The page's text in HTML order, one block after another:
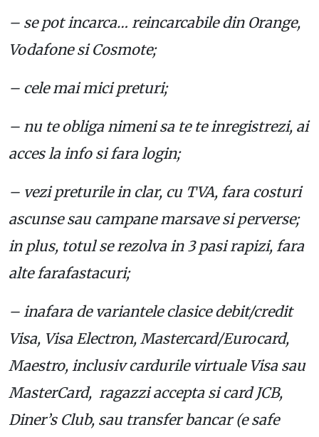
– se pot incarca… reincarcabile din Orange,
Vodafone si Cosmote;
– cele mai mici preturi;
– nu te obliga nimeni sa te te inregistrezi, ai
acces la info si fara login;
– vezi preturile in clar, cu TVA, fara costuri
ascunse sau campane marsave si perverse;
in plus, totul se rezolva in 3 pasi rapizi, fara
alte farafastacuri;
– inafara de variantele clasice debit/credit
Visa, Visa Electron, Mastercard/Eurocard,
Maestro, inclusiv cardurile virtuale Visa sau
MasterCard, ragazzi accepta si card JCB,
Diner’s Club, sau transfer bancar (e safe